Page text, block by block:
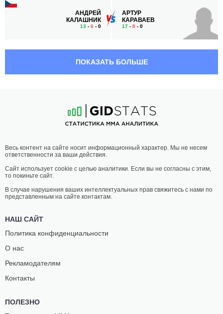
АНДРЕЙ
КАЛАШНИК
13 - 6 - 0
АРТУР
КАРАВАЕВ
17 - 8 - 0
БАХНИК
10- 5- 0 1 НЗ
22:30 МСК
ЛЕГКИЙ ВЕС 70.3 КГ
КУЧИНЕЛЛО
ПОКАЗАТЬ БОЛЬШЕ
Весь контент на сайте носит информационный характер. Мы не несем
ответственности за ваши действия.
Сайт использует cookie с целью аналитики. Если вы не согласны с этим,
то покиньте сайт.
В случае нарушения ваших интеллектуальных прав свяжитесь с нами по
представленным на сайте контактам.
НАШ САЙТ
Политика конфиденциальности
О нас
Рекламодателям
Контакты
ПОЛЕЗНО